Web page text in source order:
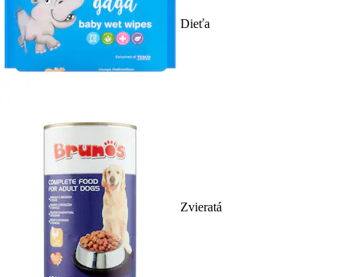
Dieťa
Zvieratá